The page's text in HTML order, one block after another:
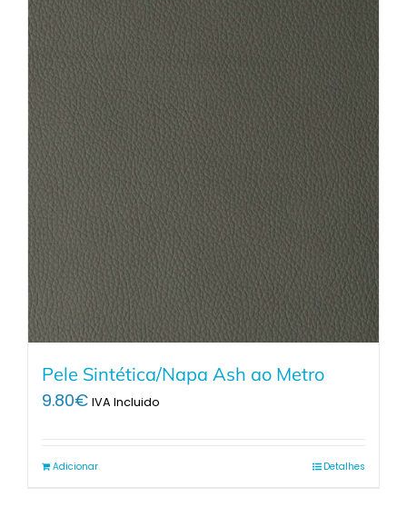
Pele Sintética/Napa Ash ao Metro
9.80€ IVA Incluido
Adicionar Detalhes